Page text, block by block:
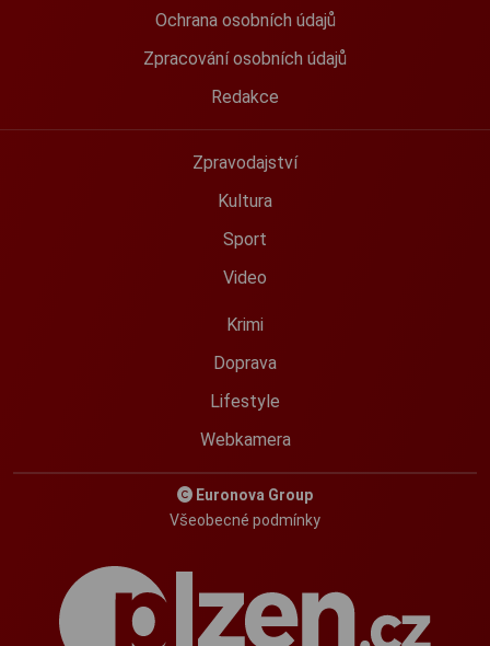
Ochrana osobních údajů
Zpracování osobních údajů
Redakce
Zpravodajství
Kultura
Sport
Video
Krimi
Doprava
Lifestyle
Webkamera
Euronova Group
Všeobecné podmínky